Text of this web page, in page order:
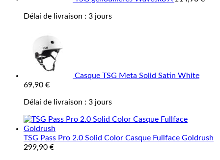
Délai de livraison : 3 jours
Casque TSG Meta Solid Satin White
69,90 €
Délai de livraison : 3 jours
TSG Pass Pro 2.0 Solid Color Casque Fullface Goldrush
299,90 €